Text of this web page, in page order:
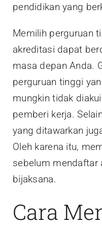
pendidikan yang
Memilih perguruan
akreditasi dapat
masa depan Anda.
perguruan tinggi
mungkin tidak
pemberi kerja.
yang ditawarkan
Oleh karena itu,
sebelum mendaftar
bijaksana.
Cara